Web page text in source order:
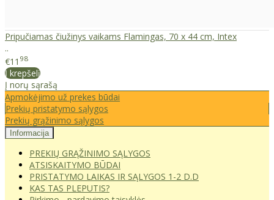
Pripučiamas čiužinys vaikams Flamingas, 70 x 44 cm, Intex
..
€11 98
Į krepšelį
Į norų sąrašą
Apmokėjimo už prekes būdai
Prekių pristatymo sąlygos
Prekių grąžinimo sąlygos
Informacija
PREKIŲ GRĄŽINIMO SĄLYGOS
ATSISKAITYMO BŪDAI
PRISTATYMO LAIKAS IR SĄLYGOS 1-2 D.D
KAS TAS PLEPUTIS?